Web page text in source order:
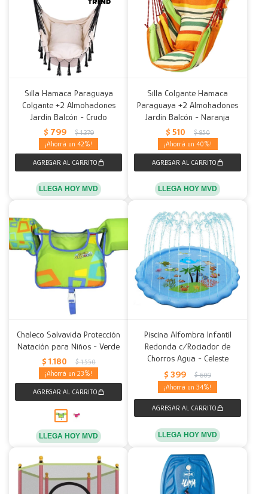
Silla Hamaca Paraguaya
Colgante +2 Almohadones
Jardín Balcón - Crudo
$ 799 $ 1.379
42
LLEGA HOY MVD
Silla Colgante Hamaca
Paraguaya +2 Almohadones
Jardín Balcón - Naranja
$ 510 $ 850
40
LLEGA HOY MVD
Chaleco Salvavida Protección
Natación para Niños - Verde
$ 1.180 $ 1.550
23
LLEGA HOY MVD
Piscina Alfombra Infantil
Redonda c/Rociador de
Chorros Agua - Celeste
$ 399 $ 609
34
LLEGA HOY MVD